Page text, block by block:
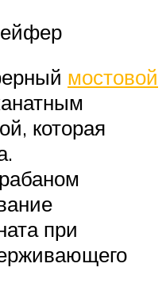
мостовой
которая
при